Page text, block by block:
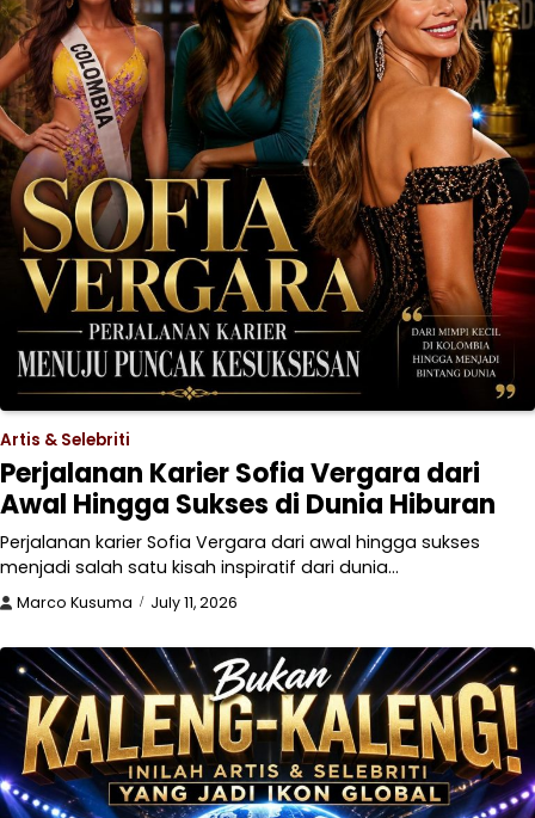
Artis & Selebriti
Perjalanan Karier Sofia Vergara dari
Awal Hingga Sukses di Dunia Hiburan
Perjalanan karier Sofia Vergara dari awal hingga sukses
menjadi salah satu kisah inspiratif dari dunia…
Marco Kusuma July 11, 2026